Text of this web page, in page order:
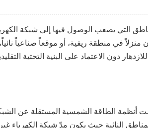
التي يصعب الوصول فيها إلى شبكة
منزلاً في منطقة ريفية، أو موقعاً صناعياً
للازدهار دون الاعتماد على البنية التحتية
أنظمة الطاقة الشمسية المستقلة عن
النائية حيث يكون مدّ شبكة الكهرباء